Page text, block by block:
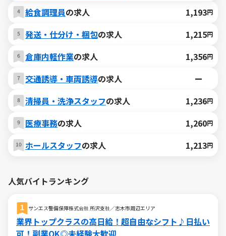
給食調理員の求人 1,193円
発送・仕分け・梱包の求人 1,215円
倉庫内軽作業の求人 1,356円
交通誘導・車両誘導の求人
ー
清掃員・洗浄スタッフの求人 1,236円
医療事務の求人 1,260円
ホールスタッフの求人 1,213円
人気バイトランキング
サンエス警備保障株式会社 所沢支社／志木市周辺エリア
業界トップクラスの高日給！超自由なシフト♪日払い
可！副業OK◎未経験大歓迎